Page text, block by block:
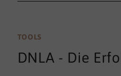
TOOLS
DNLA - Die